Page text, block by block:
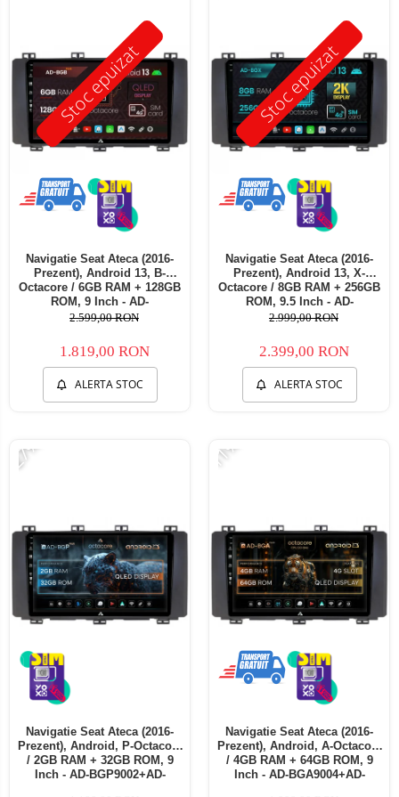
Telefoane mobile Ulefone
Telefoane mobile Unihertz
Telefoane mobile Cubot
Telefoane mobile Blackview
Telefoane mobile OSCAL
Telefoane mobile Fossibot
Telefoane mobile Samsung
Telefoane mobile iSEN
Telefoane mobile HUAWEI
Telefoane mobile iHunt
Telefoane mobile Xiaomi
Telefoane mobile Realme
Telefoane mobile ZTE Nubia
Aspiratoare Robot si accesorii
Stoc epuizat
Navigatie Seat Ateca (2016-
Prezent), Android 13, B-
Octacore / 6GB RAM + 128GB
ROM, 9 Inch - AD-
BGB9006+AD-BGRKIT045V2
2.599,00 RON
1.819,00 RON
ALERTA STOC
Stoc epuizat
Navigatie Seat Ateca (2016-
Prezent), Android 13, X-
Octacore / 8GB RAM + 256GB
ROM, 9.5 Inch - AD-
BGX9008+AD-BGRKIT045V2
2.999,00 RON
2.399,00 RON
ALERTA STOC
-27%
Navigatie Seat Ateca (2016-
Prezent), Android, P-Octacore
/ 2GB RAM + 32GB ROM, 9
Inch - AD-BGP9002+AD-
-11%
Navigatie Seat Ateca (2016-
Prezent), Android, A-Octacore
/ 4GB RAM + 64GB ROM, 9
Inch - AD-BGA9004+AD-